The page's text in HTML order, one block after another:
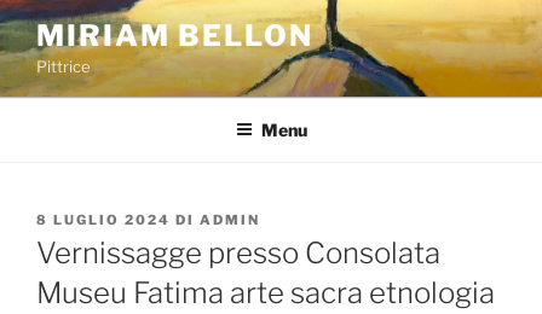
Salta
al
contenuto
MIRIAM BELLON
Pittrice
Menu
PUBBLICATO
IL
8 LUGLIO 2024 DI ADMIN
Vernissagge presso Consolata
Museu Fatima arte sacra etnologia